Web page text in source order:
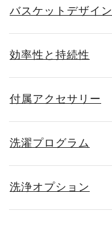
バスケットデザイン
効率性と持続性
付属アクセサリー
洗濯プログラム
洗浄オプション